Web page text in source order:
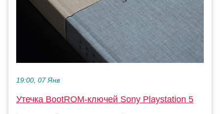
19:00, 07 Янв
Утечка BootROM-ключей Sony Playstation 5